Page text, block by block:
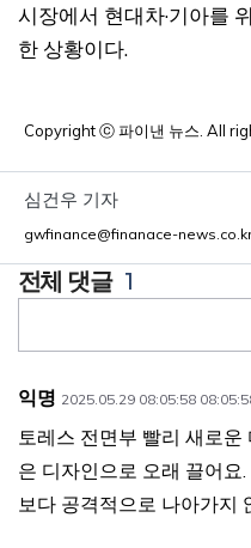
시장에서 현대차·기아를
한 상황이다.
Copyright ⓒ 파이낸 뉴스. All
심건우 기자
gwfinance@finanace-
1
글
익명 2025.05.29 08:05:58
토레스 전면부 빨리 새로
은 디자인으로 오래 끌어
보다 공격적으로 나아가지